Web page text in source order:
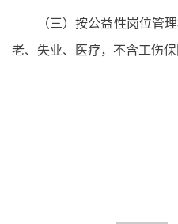
（三）按公益性岗位管
老、失业、医疗，不含工伤保